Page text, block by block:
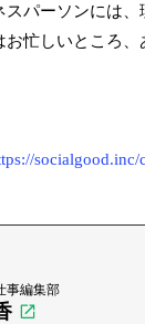
パーソンには、
忙しいところ、
事編集部